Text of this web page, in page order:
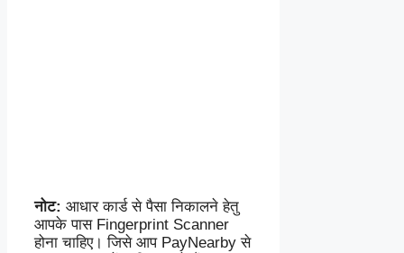
नोट: आधार कार्ड से पैसा निकालने हेतु
आपके पास Fingerprint Scanner
होना चाहिए। जिसे आप PayNearby से